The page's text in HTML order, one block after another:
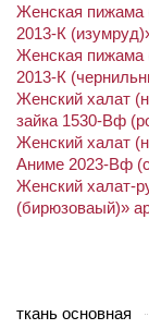
Женская пижама
2013-К
Женская пижама
2013-К
Женский халат
зайка 1530-Вф
Женский халат
Аниме 2023-Вф
Женский халат-
(бирюзоваый)»
ткань основная